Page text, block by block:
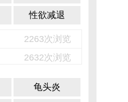
性欲减退
2263次浏览
2632次浏览
龟头炎